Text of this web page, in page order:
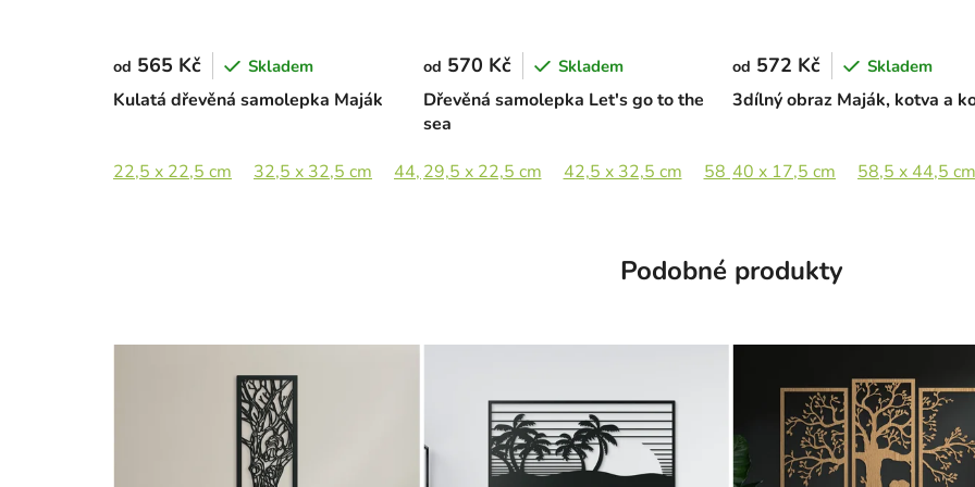
Kulatá dřevěná samolepka Maják
od 565 Kč Skladem
22,5 x 22,5 cm 32,5 x 32,5 cm 44,5 x 44,5 cm 65 x 65 cm
Dřevěná samolepka Let's go to the
sea
od 570 Kč Skladem
29,5 x 22,5 cm 42,5 x 32,5 cm 58 x 44,5 cm 85 x 65 cm
3dílný obraz Maják, kotva a
od 572 Kč Skladem
40 x 17,5 cm 58,5 x 44,5 cm
Podobné produkty